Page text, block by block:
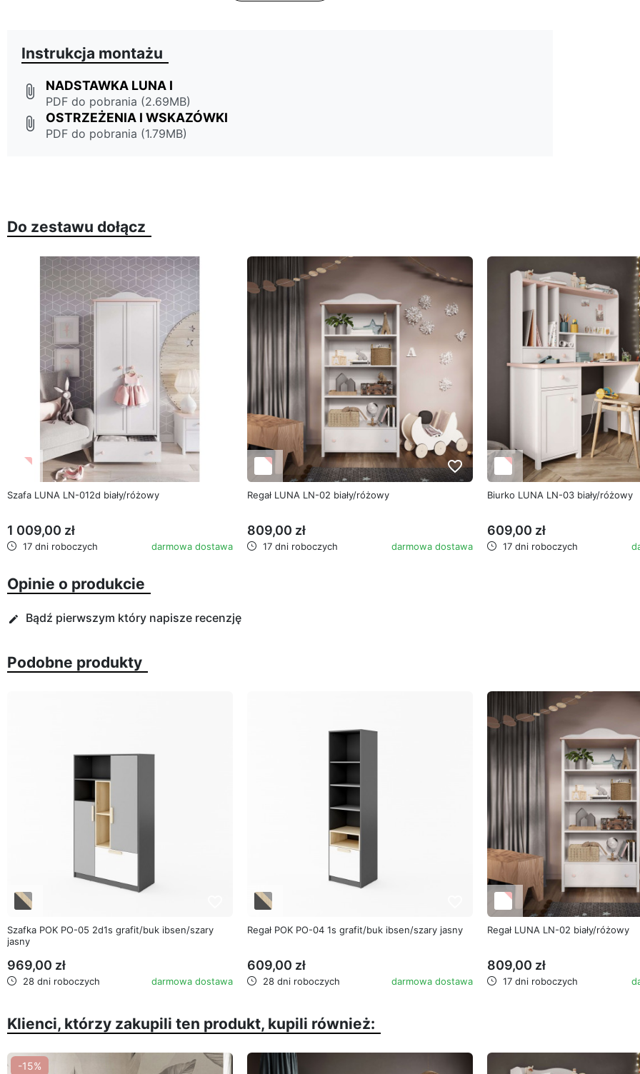
wykończenie wnętrza szuflady płyta laminowana w kolorze korpusu
dno szuflady płyta HDF; 3mm
Instrukcja montażu
attach_file NADSTAWKA LUNA I
PDF do pobrania (2.69MB)
attach_file OSTRZEŻENIA I WSKAZÓWKI
PDF do pobrania (1.79MB)
Do zestawu dołącz
Szafa LUNA LN-012d biały/różowy
1 009,00 zł
17 dni roboczych darmowa dostawa
favorite_border
Regał LUNA LN-02 biały/różowy
809,00 zł
17 dni roboczych darmowa dostawa
Biurko LUNA LN-03 biały/różowy
609,00 zł
17 dni roboczych
Opinie o produkcie
edit Bądź pierwszym który napisze recenzję
Podobne produkty
Szafka POK PO-05 2d1s grafit/buk ibsen/szary
jasny
969,00 zł
28 dni roboczych darmowa dostawa
Regał POK PO-04 1s grafit/buk ibsen/szary jasny
609,00 zł
28 dni roboczych darmowa dostawa
Regał LUNA LN-02 biały/różowy
809,00 zł
17 dni roboczych
Klienci, którzy zakupili ten produkt, kupili również:
-15%